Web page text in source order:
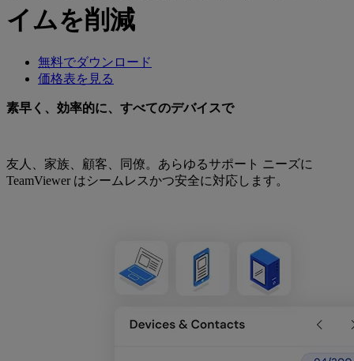
イムを削減
無料でダウンロード
価格表を見る
素早く、効率的に、すべてのデバイスで
友人、家族、顧客、同僚。あらゆるサポート ニーズに
TeamViewer はシームレスかつ安全に対応します。